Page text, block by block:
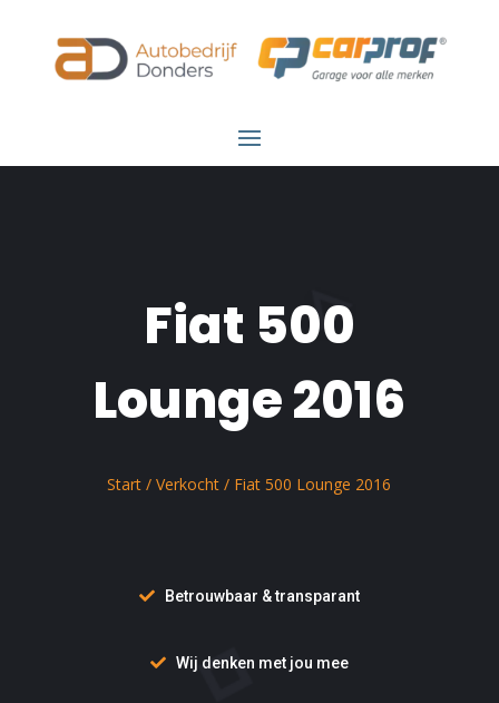
Fiat 500
Lounge 2016
Start /Verkocht / Fiat 500 Lounge 2016
Betrouwbaar & transparant
Wij denken met jou mee